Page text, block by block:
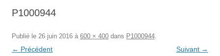
P1000944
Publié le 26 juin 2016 à 600 × 400 dans P1000944.
← Précédent Suivant →